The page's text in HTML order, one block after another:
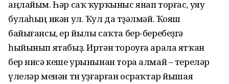
аңлайым. Һәр саҡ ҡурҡыныс янап торғас, уяу
булаһың икән ул. Ҡул да төҙәлмәй. Ҡояш
байығансы, ер йылы саҡта бер-беребеҙгә
һыйынып ятабыҙ. Иртән тороуға арала ятҡан
бер нисә кеше урынынан тора алмай – тереләр
үлеләр менән төн уҙғарған осраҡтар йышая